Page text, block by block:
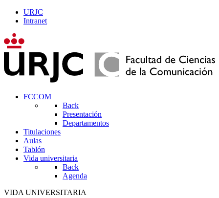
URJC
Intranet
FCCOM
Back
Presentación
Departamentos
Titulaciones
Aulas
Tablón
Vida universitaria
Back
Agenda
VIDA UNIVERSITARIA